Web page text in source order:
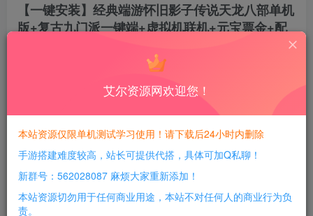
【一键安装】经典端游怀旧影子传说天龙八部单机
版+复古九门派一键端+虚拟机联机+元宝票金+配
每日活跃最高可获得600积分！所有资源可以使用
积分免费兑换！
艾尔资源网欢迎您！
本站资源仅限单机测试学习使用！请下载后24小时内删除
手游搭建难度较高，站长可提供代搭，具体可加Q私聊！
新群号：562028087 麻烦大家重新添加！
本站资源切勿用于任何商业用途，本站不对任何人的商业行为负
责。